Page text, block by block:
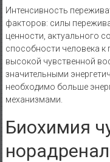
Интенсивность
факторов: силы
ценности, актуального
способности человека
высокой чувственной
значительными
необходимо больше
механизмами.
Биохимия